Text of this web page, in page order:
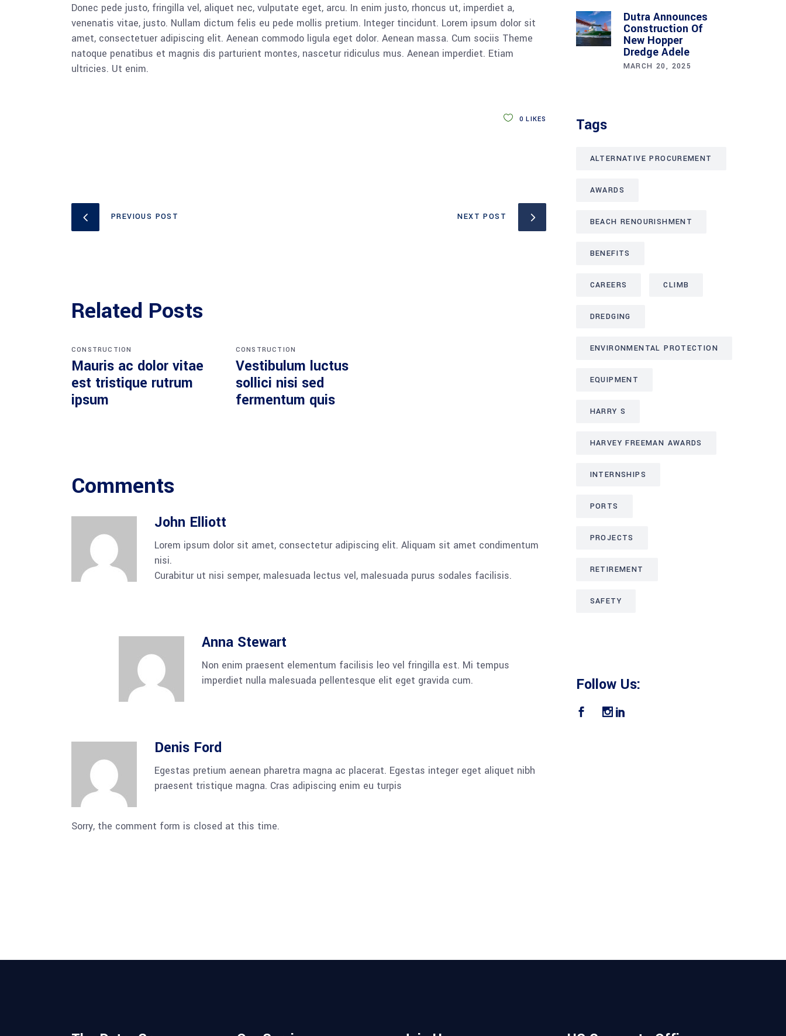
Donec pede justo, fringilla vel, aliquet nec, vulputate eget, arcu. In enim justo, rhoncus ut, imperdiet a,
venenatis vitae, justo. Nullam dictum felis eu pede mollis pretium. Integer tincidunt. Lorem ipsum dolor sit
amet, consectetuer adipiscing elit. Aenean commodo ligula eget dolor. Aenean massa. Cum sociis Theme
natoque penatibus et magnis dis parturient montes, nascetur ridiculus mus. Aenean imperdiet. Etiam
ultricies. Ut enim.
0 LIKES
PREVIOUS POST NEXT POST
Related Posts
CONSTRUCTION
Mauris ac dolor vitae
est tristique rutrum
ipsum
CONSTRUCTION
Vestibulum luctus
sollici nisi sed
fermentum quis
Comments
John Elliott
Lorem ipsum dolor sit amet, consectetur adipiscing elit. Aliquam sit amet condimentum
nisi.
Curabitur ut nisi semper, malesuada lectus vel, malesuada purus sodales facilisis.
Anna Stewart
Non enim praesent elementum facilisis leo vel fringilla est. Mi tempus
imperdiet nulla malesuada pellentesque elit eget gravida cum.
Denis Ford
Egestas pretium aenean pharetra magna ac placerat. Egestas integer eget aliquet nibh
praesent tristique magna. Cras adipiscing enim eu turpis
Sorry, the comment form is closed at this time.
Dutra Announces
Construction Of
New Hopper
Dredge Adele
MARCH 20, 2025
Tags
ALTERNATIVE PROCUREMENT
AWARDS
BEACH RENOURISHMENT
BENEFITS
CAREERS CLIMB
DREDGING
ENVIRONMENTAL PROTECTION
EQUIPMENT
HARRY S
HARVEY FREEMAN AWARDS
INTERNSHIPS
PORTS
PROJECTS
RETIREMENT
SAFETY
Follow Us: